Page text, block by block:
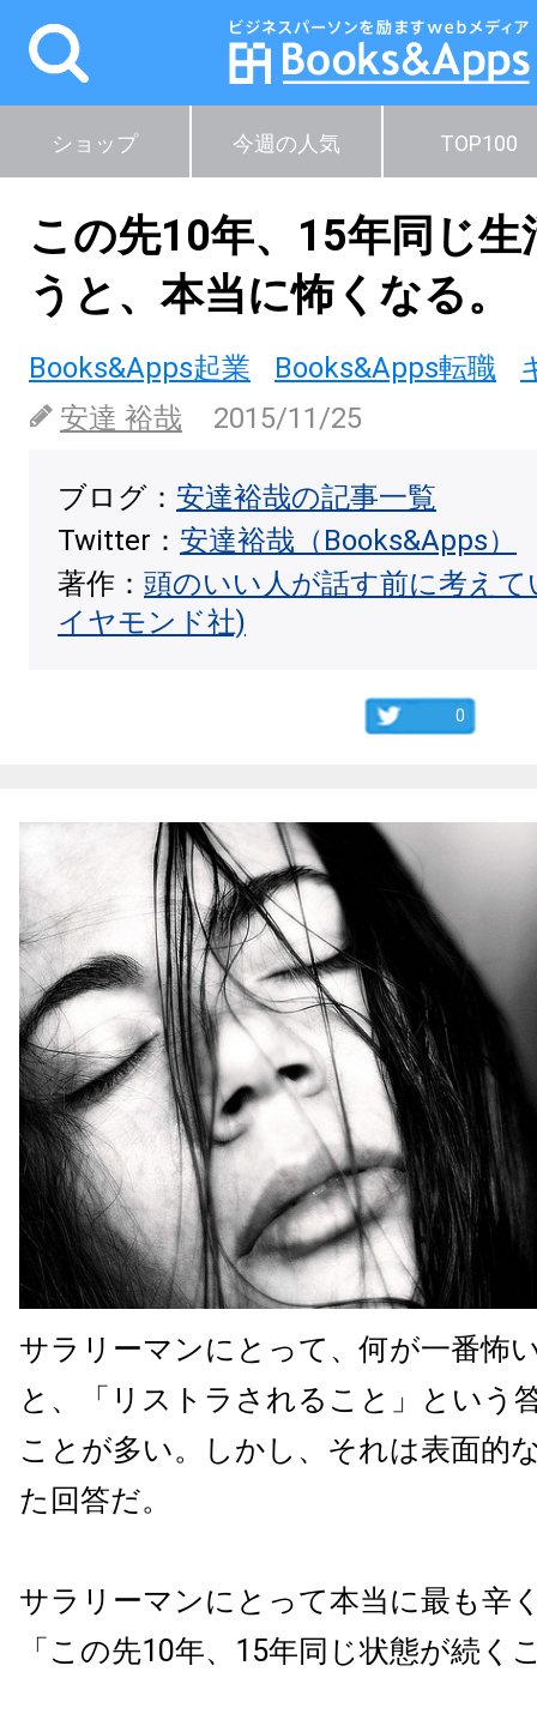
ショップ 今週の人気 TOP100
この先10年、15年同じ
うと、本当に怖くなる。
Books&Apps起業 Books&Apps転職
安達 裕哉
2015/11/25
ブログ： 安達裕哉の記事一覧
Twitter： 安達裕哉（Books&Apps）
著作： 頭のいい人が話す前に考え
イヤモンド社)
0
サラリーマンにとって、何が一番怖
と、「リストラされること」という
ことが多い。しかし、それは表面的
た回答だ。
サラリーマンにとって本当に最も辛
「この先10年、15年同じ状態が続く